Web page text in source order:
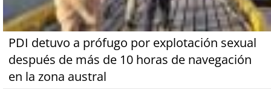
PDI detuvo a prófugo por explotación sexual
después de más de 10 horas de navegación
en la zona austral